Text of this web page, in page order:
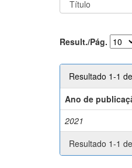
Result./Pág.
Resultado 1-1
Ano de
2021
Resultado 1-1